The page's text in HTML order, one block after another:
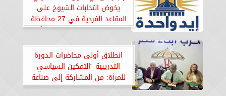
يخوض انتخابات الشيوخ على
المقاعد الفردية في 27 محافظة
بـ100 مرشح يمثلون 17 حزبًا
انطلاق أولى محاضرات الدورة
التدريبية “التمكين السياسي
للمرأة: من المشاركة إلى صناعة
القرار”